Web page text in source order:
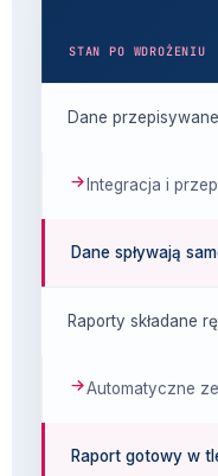
STAN PO WDROŻENIU
Dane
Integracja i
Dane spływają
Raporty składane
Automatyczne
Raport gotowy w